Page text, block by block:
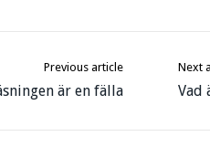
Previous article
är en fälla
Next
Vad